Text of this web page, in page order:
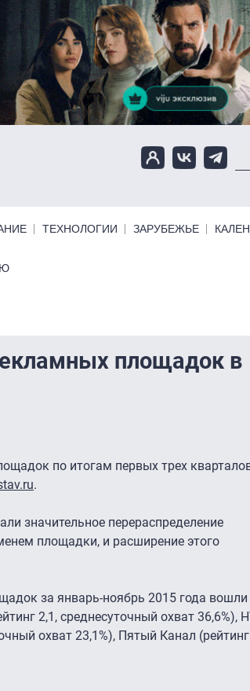
ТЕХНОЛОГИИ ЗАРУБЕЖЬЕ
площадок в
по итогам первых трех
.
значительное перераспределение
площадки, и расширение этого
за январь-ноябрь 2015 года вошли
2,1, среднесуточный охват 36,6%),
охват 23,1%), Пятый Канал (рейтинг